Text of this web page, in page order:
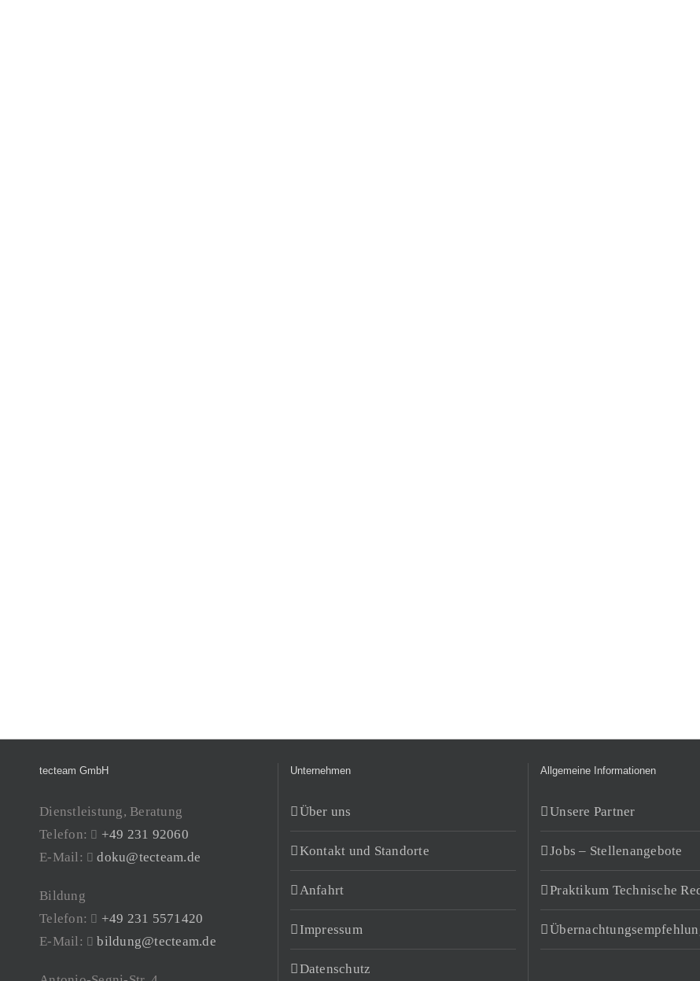
tecteam GmbH
Dienstleistung, Beratung
Telefon:
+49 231 92060
E-Mail:
doku@tecteam.de
Bildung
Telefon:
+49 231 5571420
E-Mail:
bildung@tecteam.de
Unternehmen
Über uns
Kontakt und Standorte
Anfahrt
Impressum
Datenschutz
Allgemeine Informationen
Unsere Partner
Jobs – Stellenangebote
Praktikum Technische